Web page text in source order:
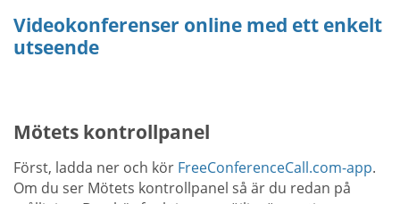
Videokonferenser online med ett enkelt
utseende
Mötets kontrollpanel
Först, ladda ner och kör FreeConferenceCall.com-app.
Om du ser Mötets kontrollpanel så är du redan på